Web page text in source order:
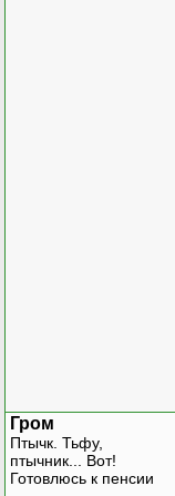
Гром
Птычк. Тьфу,
птычник... Вот!
Готовлюсь к пенсии